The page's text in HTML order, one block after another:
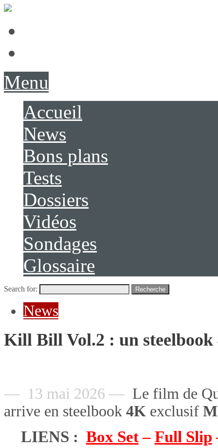
Menu
Accueil
News
Bons plans
Tests
Dossiers
Vidéos
Sondages
Glossaire
Search for: Recherche
News
Kill Bill Vol.2 : un
— 13 mai 2026 — Le film de
arrive en steelbook 4K exclusif
LIENS : Box Set– Full Slip